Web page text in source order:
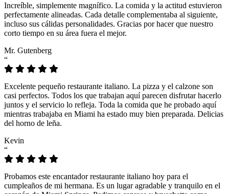
Increíble, simplemente magnífico. La comida y la actitud estuvieron
perfectamente alineadas. Cada detalle complementaba al siguiente,
incluso sus cálidas personalidades. Gracias por hacer que nuestro
corto tiempo en su área fuera el mejor.
Mr. Gutenberg
“
Excelente pequeño restaurante italiano. La pizza y el calzone son
casi perfectos. Todos los que trabajan aquí parecen disfrutar hacerlo
juntos y el servicio lo refleja. Toda la comida que he probado aquí
mientras trabajaba en Miami ha estado muy bien preparada. Delicias
del horno de leña.
Kevin
“
Probamos este encantador restaurante italiano hoy para el
cumpleaños de mi hermana. Es un lugar agradable y tranquilo en el